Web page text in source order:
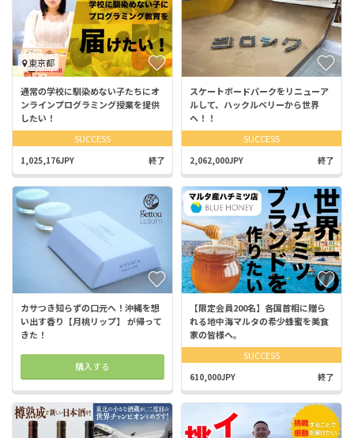
東京都
通常の学校に馴染めない子たちにオ
ンラインプログラミング授業を提供
したい！
SUCCESS
1,025,176JPY 終了
スケートボードパークをリニューア
ルして、ハックルベリーから世界
へ！！
SUCCESS
2,062,000JPY 終了
カサつき知らずの口元へ！沖縄を想
い出す香り【月桃リップ】 が帰って
きた！
購入する
【限定会員200名】各国首相に贈ら
れる地中海マルタの希少蜂蜜を美食
家の皆様へ。
SUCCESS
610,000JPY 終了